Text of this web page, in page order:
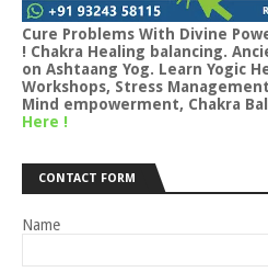
Cure Problems With Divine
! Chakra Healing balancing.
on Ashtaang Yog. Learn Yogic
Workshops, Stress
Mind empowerment, Chakra
Here !
CONTACT FORM
Name